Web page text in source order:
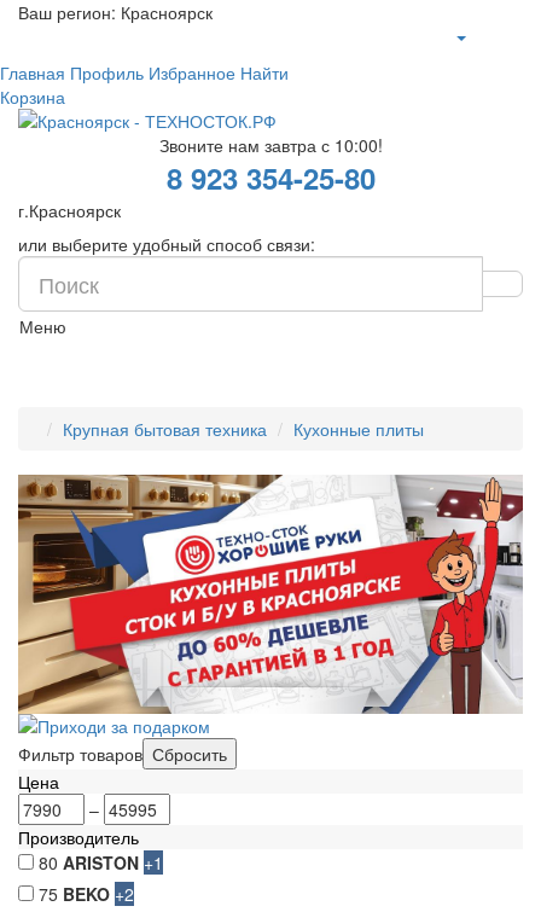
Ваш регион: Красноярск
Главная Профиль Избранное Найти
Корзина
Звоните нам завтра с 10:00!
8 923 354-25-80
г.Красноярск
или выберите удобный способ связи:
Меню
Крупная бытовая техника Кухонные плиты
Фильтр товаров
Цена
–
Производитель
80 ARISTON +1
75 BEKO +2